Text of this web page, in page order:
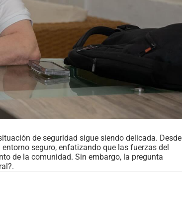
de seguridad sigue siendo delicada. Desde
seguro, enfatizando que las fuerzas del
de la comunidad. Sin embargo, la pregunta